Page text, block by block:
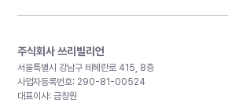
주식회사 쓰리빌리언
서울특별시 강남구 테헤란로 415, 8층
사업자등록번호: 290-81-00524
대표이사: 금창원